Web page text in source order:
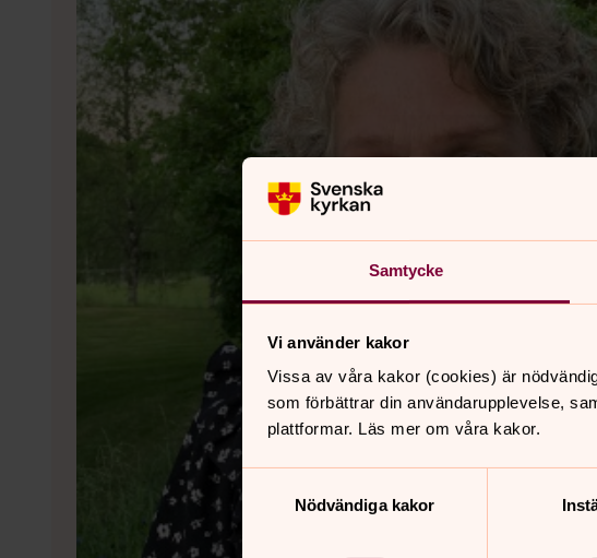
Samtycke
Vi använder kakor
Vissa av våra kakor (cookies) är
som förbättrar din användarupplevelse,
plattformar. Läs mer om våra kakor.
Nödvändiga kakor